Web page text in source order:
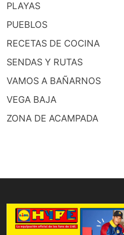
PLAYAS
PUEBLOS
RECETAS DE COCINA
SENDAS Y RUTAS
VAMOS A BAÑARNOS
VEGA BAJA
ZONA DE ACAMPADA